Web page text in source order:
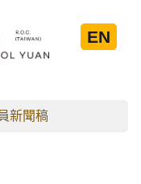
EN
新聞稿